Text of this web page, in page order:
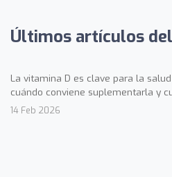
Últimos artículos
La vitamina D es clave para la
cuándo conviene suplementarla y
14 Feb 2026